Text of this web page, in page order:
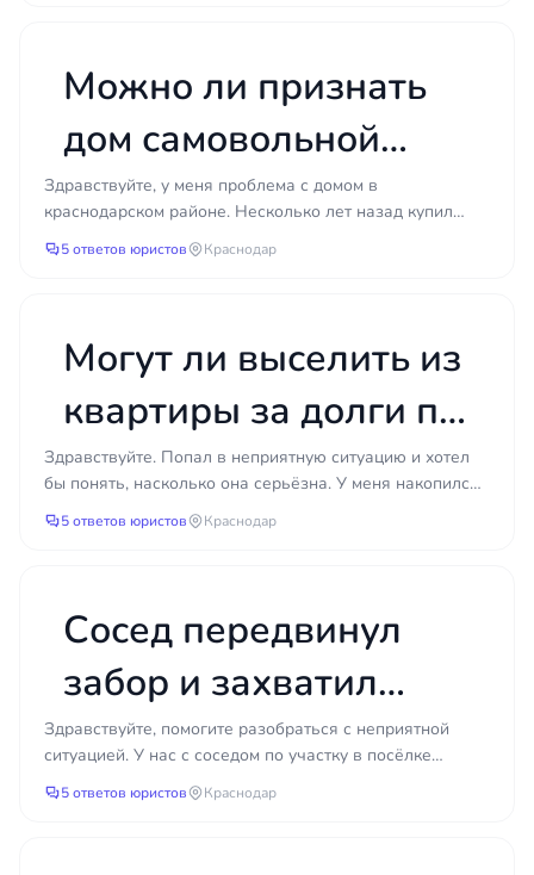
Можно ли признать
дом самовольной
постройкой и
сохранить его через
разрешения на
строительство?
Здравствуйте, у меня проблема с домом в
краснодарском районе. Несколько лет назад купил
земельный участок и начал строиться, но честно
говоря не разби...
5 ответов юристов Краснодар
Могут ли выселить из
квартиры за долги по
коммунальным
платежам, если это
Здравствуйте. Попал в неприятную ситуацию и хотел
бы понять, насколько она серьёзна. У меня накопился
долг по коммунальным платежам – отопление, водос...
5 ответов юристов Краснодар
Сосед передвинул
забор и захватил
часть моего
земельного участка:
Здравствуйте, помогите разобраться с неприятной
ситуацией. У нас с соседом по участку в посёлке
Сосновый Бор возникла проблема с границами земли.
5 ответов юристов Краснодар